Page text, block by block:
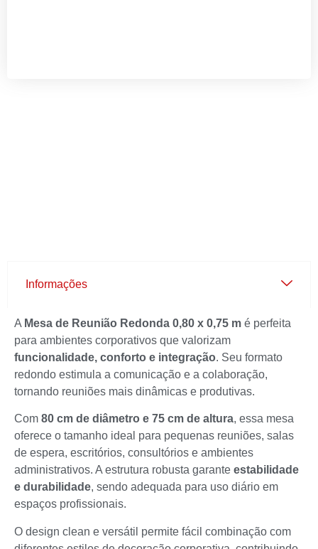
Informações
A Mesa de Reunião Redonda 0,80 x 0,75 m é perfeita
para ambientes corporativos que valorizam
funcionalidade, conforto e integração. Seu formato
redondo estimula a comunicação e a colaboração,
tornando reuniões mais dinâmicas e produtivas.
Com 80 cm de diâmetro e 75 cm de altura, essa mesa
oferece o tamanho ideal para pequenas reuniões, salas
de espera, escritórios, consultórios e ambientes
administrativos. A estrutura robusta garante estabilidade
e durabilidade, sendo adequada para uso diário em
espaços profissionais.
O design clean e versátil permite fácil combinação com